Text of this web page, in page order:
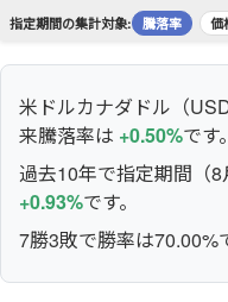
指定期間の集計対象: 騰落率 価
米ドルカナダドル（
来騰落率は +0.50%です。
過去10年で指定期間（
+0.93%です。
7勝3敗で勝率は70.00%